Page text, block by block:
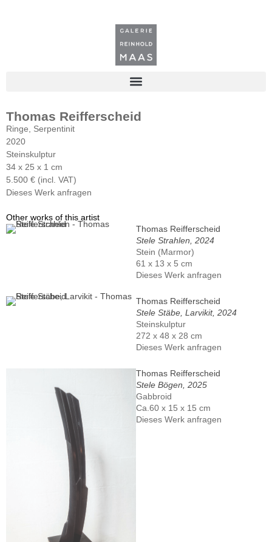
Thomas Reifferscheid
Ringe, Serpentinit
2020
Steinskulptur
34 x 25 x 1 cm
5.500 € (incl. VAT)
Dieses Werk anfragen
Other works of this artist
Thomas Reifferscheid
Stele Strahlen, 2024
Stein (Marmor)
61 x 13 x 5 cm
Dieses Werk anfragen
Thomas Reifferscheid
Stele Stäbe, Larvikit, 2024
Steinskulptur
272 x 48 x 28 cm
Dieses Werk anfragen
Thomas Reifferscheid
Stele Bögen, 2025
Gabbroid
Ca.60 x 15 x 15 cm
Dieses Werk anfragen